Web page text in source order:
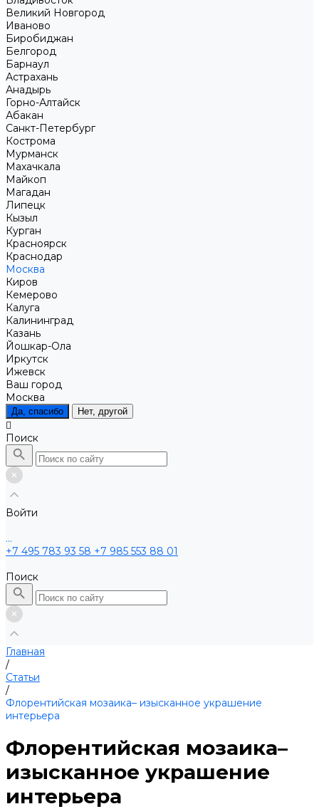
Великий Новгород
Иваново
Биробиджан
Белгород
Барнаул
Астрахань
Анадырь
Горно-Алтайск
Абакан
Санкт-Петербург
Кострома
Мурманск
Махачкала
Майкоп
Магадан
Липецк
Кызыл
Курган
Красноярск
Краснодар
Москва
Киров
Кемерово
Калуга
Калининград
Казань
Йошкар-Ола
Иркутск
Ижевск
Ваш город
Москва
Да, спасибо Нет, другой
Поиск
Войти
...
+7 495 783 93 58 +7 985 553 88 01
Поиск
Главная
/
Статьи
/
Флорентийская мозаика– изысканное украшение
интерьера
Флорентийская мозаика–
изысканное украшение
интерьера